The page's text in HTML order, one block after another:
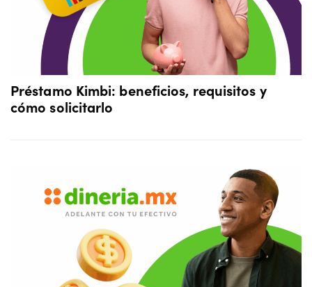
Préstamo Kimbi: beneficios, requisitos y
cómo solicitarlo